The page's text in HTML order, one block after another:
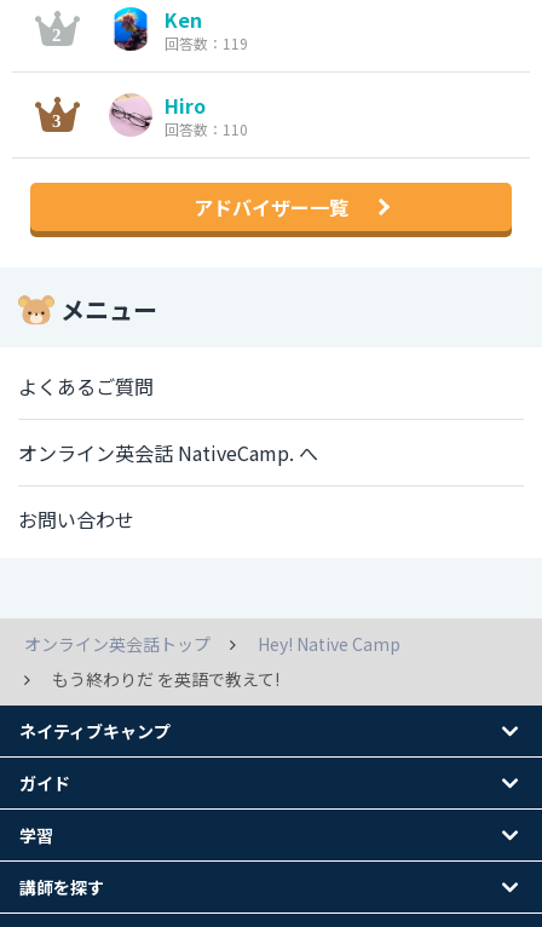
Ken
回答数：119
Hiro
回答数：110
アドバイザー一覧
メニュー
よくあるご質問
オンライン英会話 NativeCamp. へ
お問い合わせ
オンライン英会話トップ
Hey! Native Camp
もう終わりだ を英語で教えて!
ネイティブキャンプ
ガイド
学習
講師を探す